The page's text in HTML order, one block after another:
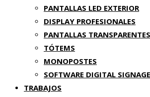
PANTALLAS LED EXTERIOR
DISPLAY PROFESIONALES
PANTALLAS TRANSPARENTES
TÓTEMS
MONOPOSTES
SOFTWARE DIGITAL SIGNAGE
TRABAJOS